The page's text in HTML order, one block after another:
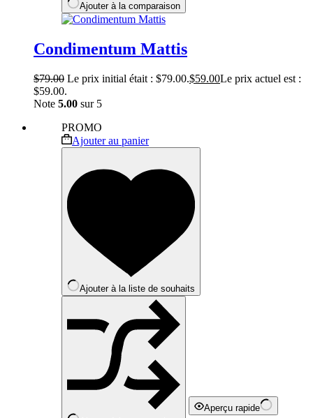
Ajouter à la comparaison
Condimentum Mattis
$79.00 Le prix initial était : $79.00.$59.00Le prix actuel est :
$59.00.
Note 5.00 sur 5
PROMO
Ajouter au panier
Ajouter à la liste de souhaits
Aperçu rapide